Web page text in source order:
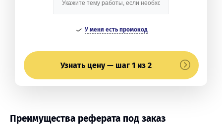
У меня есть промокод
Узнать цену — шаг 1 из 2
Преимущества реферата под заказ